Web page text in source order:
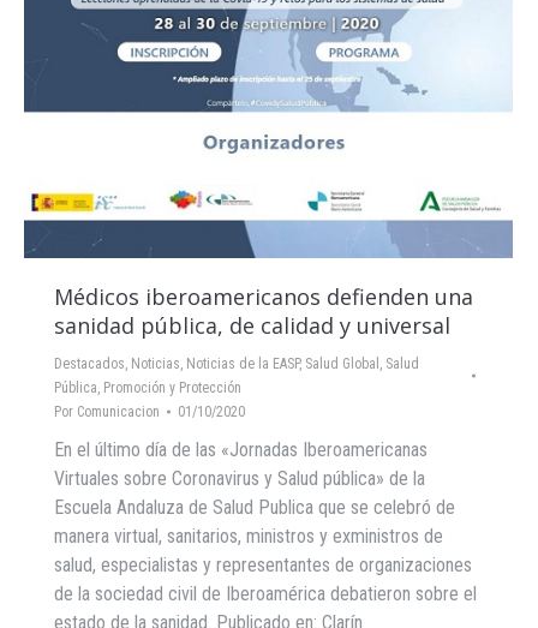
Médicos iberoamericanos defienden una
sanidad pública, de calidad y universal
Destacados, Noticias, Noticias de la EASP, Salud Global , Salud
Pública, Promoción y Protección
Por Comunicacion 01/10/2020
En el último día de las «Jornadas Iberoamericanas
Virtuales sobre Coronavirus y Salud pública» de la
Escuela Andaluza de Salud Publica que se celebró de
manera virtual, sanitarios, ministros y exministros de
salud, especialistas y representantes de organizaciones
de la sociedad civil de Iberoamérica debatieron sobre el
estado de la sanidad. Publicado en: Clarín